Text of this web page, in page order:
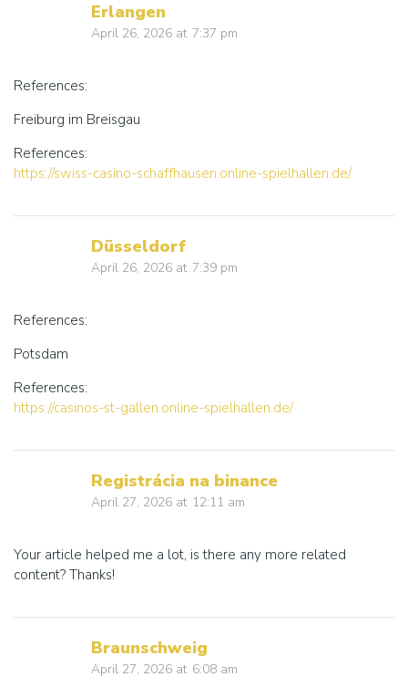
Erlangen
April 26, 2026 at 7:37 pm
References:
Freiburg im Breisgau
References:
https://swiss-casino-schaffhausen.online-spielhallen.de/
Düsseldorf
April 26, 2026 at 7:39 pm
References:
Potsdam
References:
https://casinos-st-gallen.online-spielhallen.de/
Registrácia na binance
April 27, 2026 at 12:11 am
Your article helped me a lot, is there any more related
content? Thanks!
Braunschweig
April 27, 2026 at 6:08 am